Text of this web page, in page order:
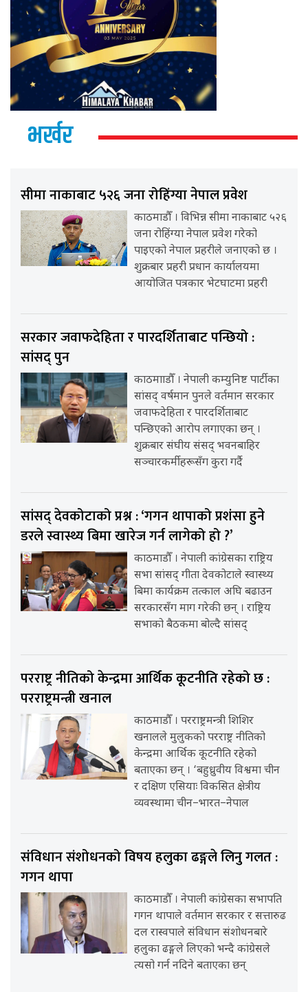
भर्खर
सीमा नाकाबाट ५२६ जना रोहिंग्या नेपाल प्रवेश
काठमाडौँ । विभिन्न सीमा नाकाबाट ५२६
जना रोहिंग्या नेपाल प्रवेश गरेको
पाइएको नेपाल प्रहरीले जनाएको छ ।
शुक्रबार प्रहरी प्रधान कार्यालयमा
आयोजित पत्रकार भेटघाटमा प्रहरी
सरकार जवाफदेहिता र पारदर्शिताबाट पन्छियो :
सांसद् पुन
काठमााडौँ । नेपाली कम्युनिष्ट पार्टीका
सांसद् वर्षमान पुनले वर्तमान सरकार
जवाफदेहिता र पारदर्शिताबाट
पन्छिएको आरोप लगाएका छन् ।
शुक्रबार संघीय संसद् भवनबाहिर
सञ्चारकर्मीहरूसँग कुरा गर्दै
सांसद् देवकोटाको प्रश्न : ‘गगन थापाको प्रशंसा हुने
डरले स्वास्थ्य बिमा खारेज गर्न लागेको हो ?’
काठमाडौँ । नेपाली कांग्रेसका राष्ट्रिय
सभा सांसद् गीता देवकोटाले स्वास्थ्य
बिमा कार्यक्रम तत्काल अघि बढाउन
सरकारसँग माग गरेकी छन् । राष्ट्रिय
सभाको बैठकमा बोल्दै सांसद्
परराष्ट्र नीतिको केन्द्रमा आर्थिक कूटनीति रहेको छ :
परराष्ट्रमन्त्री खनाल
काठमाडौँ । परराष्ट्रमन्त्री शिशिर
खनालले मुलुकको परराष्ट्र नीतिको
केन्द्रमा आर्थिक कूटनीति रहेको
बताएका छन् । ‘बहुध्रुवीय विश्वमा चीन
र दक्षिण एसियाः विकसित क्षेत्रीय
व्यवस्थामा चीन–भारत–नेपाल
संविधान संशोधनको विषय हलुका ढङ्गले लिनु गलत :
गगन थापा
काठमाडौँ । नेपाली कांग्रेसका सभापति
गगन थापाले वर्तमान सरकार र सत्तारुढ
दल रास्वपाले संविधान संशोधनबारे
हलुका ढङ्गले लिएको भन्दै कांग्रेसले
त्यसो गर्न नदिने बताएका छन्